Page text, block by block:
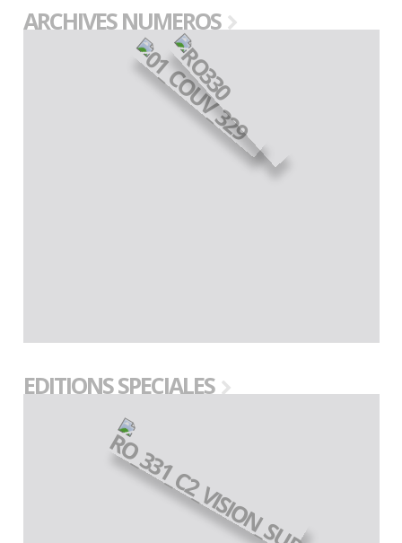
ARCHIVES NUMEROS
EDITIONS SPECIALES